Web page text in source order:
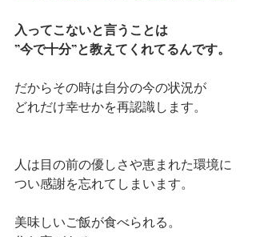
入ってこないと言うことは
”今で十分”と教えてくれてるんです。
だからその時は自分の今の状況が
どれだけ幸せかを再認識します。
人は目の前の優しさや恵まれた環境に
つい感謝を忘れてしまいます。
美味しいご飯が食べられる。